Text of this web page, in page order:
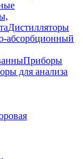
Дистилляторы
абсорбционный
Приборы
для анализа